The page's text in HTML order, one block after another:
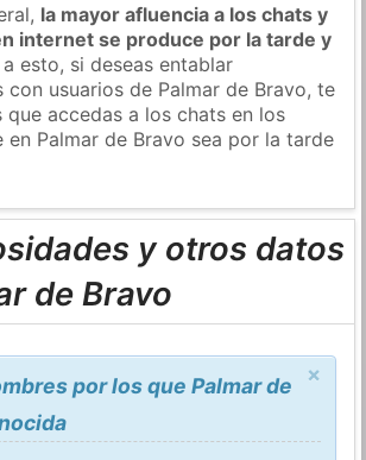
la mayor afluencia a los chats y
internet se produce por la tarde y
esto, si deseas entablar
con usuarios de Palmar de Bravo, te
que accedas a los chats en los
en Palmar de Bravo sea por la tarde
y otros datos
de Bravo
×
por los que Palmar de